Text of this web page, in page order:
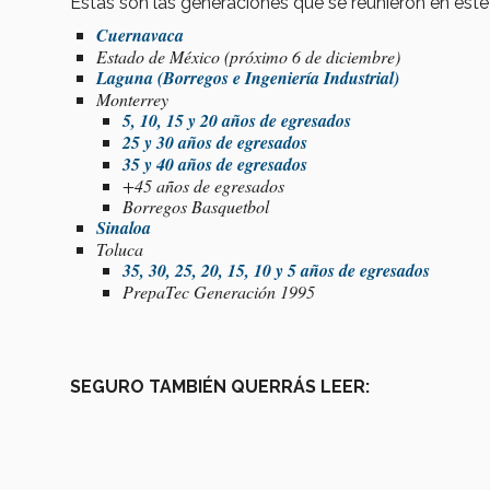
Cuernavaca
Estado de México (próximo 6 de diciembre)
Laguna (Borregos e Ingeniería Industrial)
Monterrey
5, 10, 15 y 20 años de egresados
25 y 30 años de egresados
35 y 40 años de egresados
+45 años de egresados
Borregos Basquetbol
Sinaloa
Toluca
35, 30, 25, 20, 15, 10 y 5 años de egresados
PrepaTec Generación 1995
SEGURO TAMBIÉN QUERRÁS LEER: